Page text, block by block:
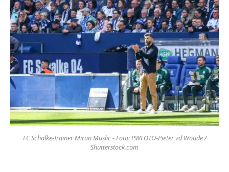
FC Schalke-Trainer Miron Muslic - Foto: PWFOTO-Pieter vd Woude /
Shutterstock.com